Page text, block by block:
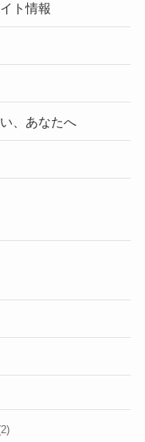
ト情報
、あなたへ